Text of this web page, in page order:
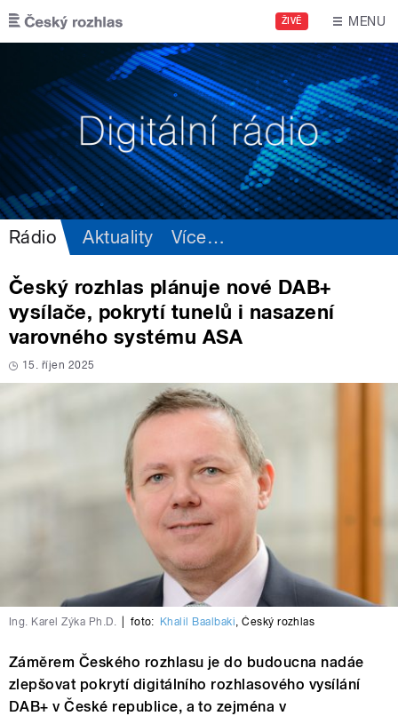
Přejít k hlavnímu obsahu
ŽIVĚ MENU
Rádio Aktuality Více…
Český rozhlas plánuje nové DAB+
vysílače, pokrytí tunelů i nasazení
varovného systému ASA
15. říjen 2025
Ing. Karel Zýka Ph.D. foto: Khalil Baalbaki,Český rozhlas
Záměrem Českého rozhlasu je do budoucna nadáe
zlepšovat pokrytí digitálního rozhlasového vysílání
DAB+ v České republice, a to zejména v